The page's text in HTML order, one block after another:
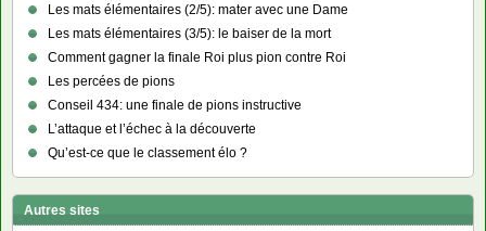
Les mats élémentaires (2/5): mater avec une Dame
Les mats élémentaires (3/5): le baiser de la mort
Comment gagner la finale Roi plus pion contre Roi
Les percées de pions
Conseil 434: une finale de pions instructive
L’attaque et l’échec à la découverte
Qu’est-ce que le classement élo ?
Autres sites